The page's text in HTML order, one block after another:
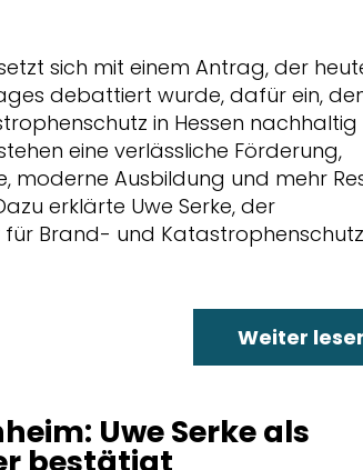
sich mit einem Antrag, der
debattiert wurde, dafür ein,
in Hessen nachhaltig
eine verlässliche Förderung,
moderne Ausbildung und mehr
erklärte Uwe Serke, der
für Brand- und
Weiter
Uwe Serke als
bestätigt